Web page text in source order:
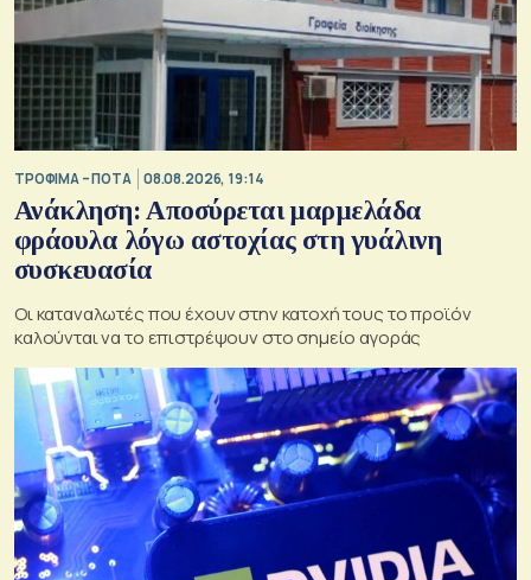
ΤΡΟΦΙΜΑ – ΠΟΤΑ 08.08.2026, 19:14
Ανάκληση: Αποσύρεται μαρμελάδα
φράουλα λόγω αστοχίας στη γυάλινη
συσκευασία
Οι καταναλωτές που έχουν στην κατοχή τους το προϊόν
καλούνται να το επιστρέψουν στο σημείο αγοράς